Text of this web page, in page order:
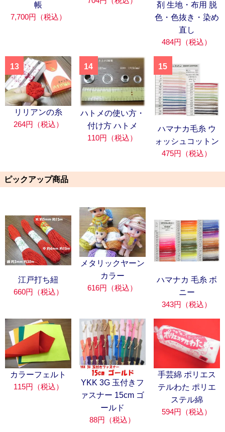
帳
7,700円（税込）
剤 生地・布用 脱
色・色抜き・染め
直し
484円（税込）
13
リリアンの糸
264円（税込）
14
ハトメの使い方・
付け方 ハトメ
110円（税込）
15
ハマナカ毛糸 ウ
ォッシュコットン
475円（税込）
ピックアップ商品
江戸打ち紐
660円（税込）
メタリックヤーン
カラー
616円（税込）
ハマナカ 毛糸 ボ
ニー
343円（税込）
カラーフェルト
115円（税込）
YKK 3G 玉付きフ
ァスナー 15cm ゴ
ールド
88円（税込）
手芸綿 ポリエス
テルわた ポリエ
ステル綿
594円（税込）